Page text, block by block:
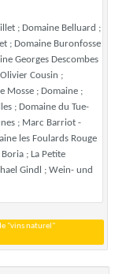
; Domaine Belluard ;
; Domaine Buronfosse
Georges Descombes
Cousin ;
Mosse ; Domaine ;
; Domaine du Tue-
; Marc Barriot -
les Foulards Rouge
; La Petite
Gindl ; Wein- und
"vins naturel"